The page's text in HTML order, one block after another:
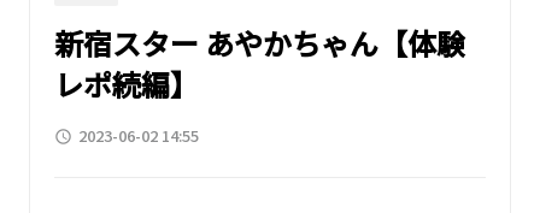
新宿スター あやかちゃん【体験
レポ続編】
access_time 2023-06-02 14:55